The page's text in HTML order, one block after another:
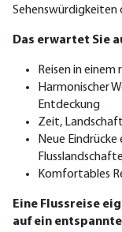
Sehenswürdigkeiten
Das erwartet Sie
Reisen in
Harmonischer
Entdeckung
Zeit,
Neue
Komfortables
Eine Flussreise
auf ein